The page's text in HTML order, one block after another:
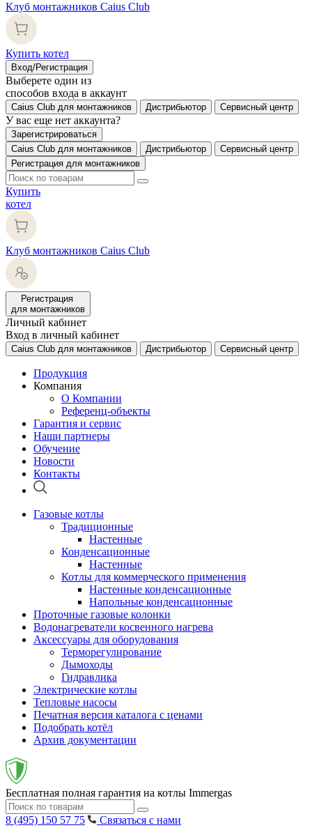
Клуб монтажников Caius Club
Купить котел
Вход/Регистрация
Выберете один из
способов входа в аккаунт
Caius Club для монтажников Дистрибьютор Сервисный центр
У вас еще нет аккаунта?
Зарегистрироваться
Caius Club для монтажников
Дистрибьютор
Сервисный центр
Регистрация для монтажников
Купить
котел
Клуб монтажников Caius Club
Регистрация
для монтажников
Личный кабинет
Вход в личный кабинет
Caius Club для монтажников Дистрибьютор Сервисный центр
Продукция
Компания
О Компании
Референц-объекты
Гарантия и сервис
Наши партнеры
Обучение
Новости
Контакты
Газовые котлы
Традиционные
Настенные
Конденсационные
Настенные
Котлы для коммерческого применения
Настенные конденсационные
Напольные конденсационные
Проточные газовые колонки
Водонагреватели косвенного нагрева
Аксессуары для оборудования
Терморегулирование
Дымоходы
Гидравлика
Электрические котлы
Тепловые насосы
Печатная версия каталога с ценами
Подобрать котёл
Архив документации
Бесплатная полная гарантия на котлы Immergas
8 (495) 150 57 75
Связаться с нами